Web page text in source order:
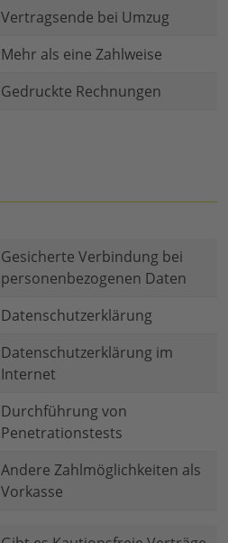
Vertragsende bei Umzug
Mehr als eine Zahlweise
Gedruckte Rechnungen
Gesicherte Verbindung bei
personenbezogenen Daten
Datenschutzerklärung
Datenschutzerklärung im
Internet
Durchführung von
Penetrationstests
Andere Zahlmöglichkeiten als
Vorkasse